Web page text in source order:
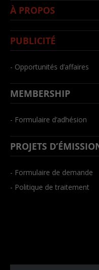
À PROPOS
PUBLICITÉ
- Opportunités d’affaires
MEMBERSHIP
- Formulaire d’adhésion
PROJETS
- Formulaire de demande
- Politique de traitement